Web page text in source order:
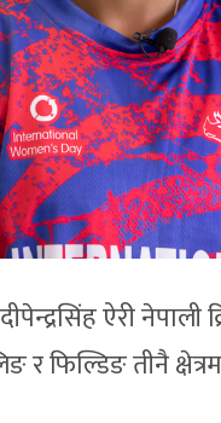
ऐरी
र फिल्डिङ तीनै